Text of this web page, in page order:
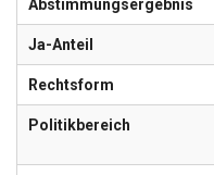
Abstimmungsergebnis
Ja-Anteil
Rechtsform
Politikbereich